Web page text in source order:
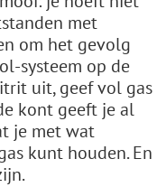
met
om het gevolg
systeem op de
uit, geef vol gas
kont geeft je al
je met wat
kunt houden. En